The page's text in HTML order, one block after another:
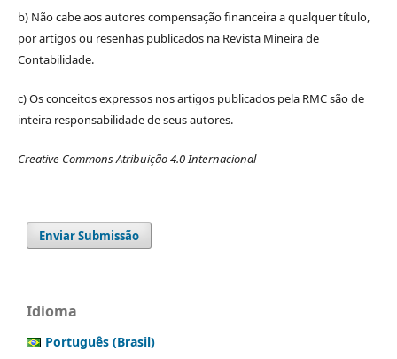
b) Não cabe aos autores compensação financeira a qualquer título,
por artigos ou resenhas publicados na Revista Mineira de
Contabilidade.
c) Os conceitos expressos nos artigos publicados pela RMC são de
inteira responsabilidade de seus autores.
Creative Commons Atribuição 4.0 Internacional
Enviar Submissão
Idioma
Português (Brasil)